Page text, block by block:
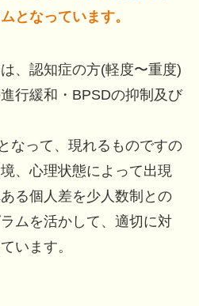
となっています。
、認知症の方(軽度〜重度)
行緩和・BPSDの抑制及び
なって、現れるものですの
、心理状態によって出現
る個人差を​少人数制との
ムを活かして、適切に対
います。